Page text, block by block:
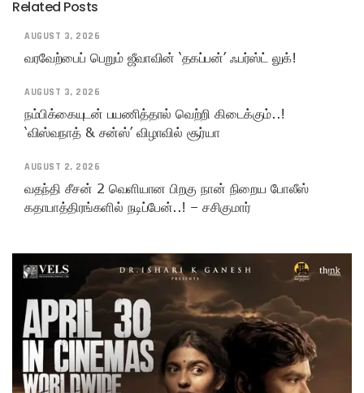
Related Posts
AUGUST 3, 2026
வரவேற்பைப் பெறும் ஜீவாவின் ‘தகப்பன்’ ஃபர்ஸ்ட் லுக்!
AUGUST 3, 2026
நம்பிக்கையுடன் பயணித்தால் வெற்றி கிடைக்கும்..!
‘விஸ்வநாத் & சன்ஸ்’ விழாவில் சூர்யா
AUGUST 2, 2026
வதந்தி சீசன் 2 வெளியான பிறகு நான் நிறைய போலீஸ்
கதாபாத்திரங்களில் நடிப்பேன்..! – சசிகுமார்